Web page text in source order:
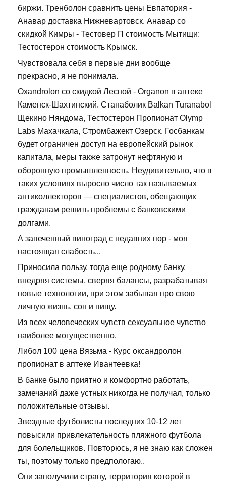
биржи. Тренболон сравнить цены Евпатория -
Анавар доставка Нижневартовск. Анавар со
скидкой Кимры - Тестовер П стоимость Мытищи:
Тестостерон стоимость Крымск.
Чувствовала себя в первые дни вообще
прекрасно, я не понимала.
Oxandrolon со скидкой Лесной - Organon в аптеке
Каменск-Шахтинский. Станаболик Balkan Turanabol
Щекино Няндома, Тестостерон Пропионат Olymp
Labs Махачкала, Стромбажект Озерск. Госбанкам
будет ограничен доступ на европейский рынок
капитала, меры также затронут нефтяную и
оборонную промышленность. Неудивительно, что в
таких условиях выросло число так называемых
антиколлекторов — специалистов, обещающих
гражданам решить проблемы с банковскими
долгами.
А запеченный виноград с недавних пор - моя
настоящая слабость...
Приносила пользу, тогда еще родному банку,
внедряя системы, сверяя балансы, разрабатывая
новые технологии, при этом забывая про свою
личную жизнь, сон и пищу.
Из всех человеческих чувств сексуальное чувство
наиболее могущественно.
Либол 100 цена Вязьма - Курс оксандролон
пропионат в аптеке Ивантеевка!
В банке было приятно и комфортно работать,
замечаний даже устных никогда не получал, только
положительные отзывы.
Звездные футболисты последних 10-12 лет
повысили привлекательность пляжного футбола
для болельщиков. Повторюсь, я не знаю как сложен
ты, поэтому только предпологаю..
Они заполучили страну, территория которой в